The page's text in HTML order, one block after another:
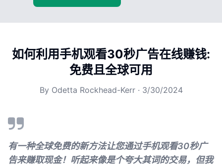
如何利用手机观看30秒广告在线赚钱:
免费且全球可用
By Odetta Rockhead-Kerr· 3/30/2024
有一种全球免费的新方法让您通过手机观看30秒广
告来赚取现金！听起来像是个夸大其词的交易，但我